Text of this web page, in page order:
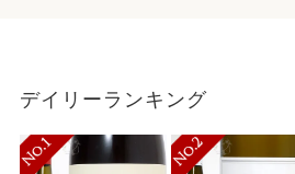
デイリーランキング